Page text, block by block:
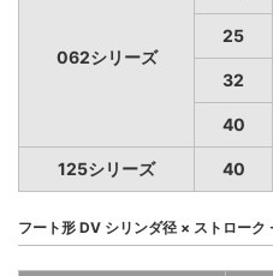
062シリーズ
25
32
40
125シリーズ 40
フート形 DV シリンダ径 × ストローク